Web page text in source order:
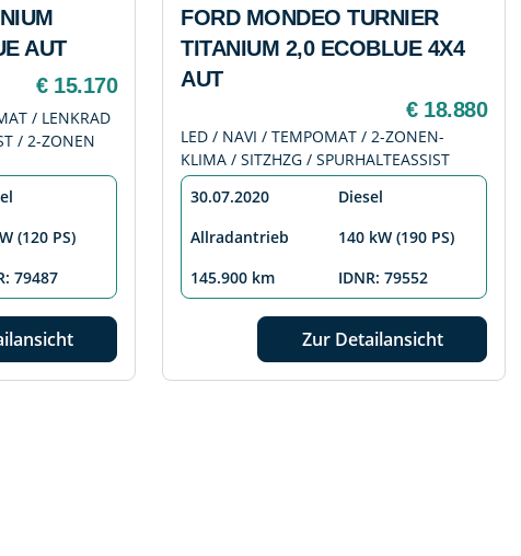
AUT
€ 15.170
/ LENKRAD
/ 2-ZONEN
(120 PS)
79487
FORD MONDEO TURNIER
TITANIUM 2,0 ECOBLUE 4X4
AUT
€ 18.880
LED / NAVI / TEMPOMAT / 2-ZONEN-
KLIMA / SITZHZG / SPURHALTEASSIST
30.07.2020
Diesel
Allradantrieb
140 kW (190 PS)
145.900 km
IDNR: 79552
Zur Detailansicht